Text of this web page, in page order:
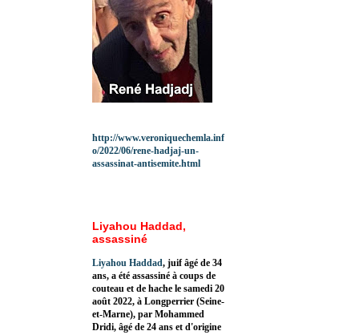
http://www.veroniquechemla.inf
o/2022/06/rene-hadjaj-un-
assassinat-antisemite.html
Liyahou Haddad,
assassiné
Liyahou Haddad, juif âgé de 34
ans, a été assassiné à coups de
couteau et de hache le samedi 20
août 2022, à Longperrier (Seine-
et-Marne), par Mohammed
Dridi, âgé de 24 ans et d'origine